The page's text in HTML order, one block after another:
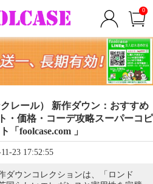
0
レール） 新作ダウン：おすすめ
・価格・コーデ攻略スーパーコピ
「foolcase.com 」
23 17:52:55
ダウンコレクションは、「ロンド